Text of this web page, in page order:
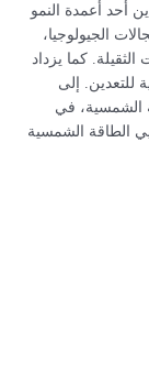
أحد أعمدة النمو
الجيولوجيا،
كما يزداد
للتعدين. إلى
الشمسية، في
الطاقة الشمسية